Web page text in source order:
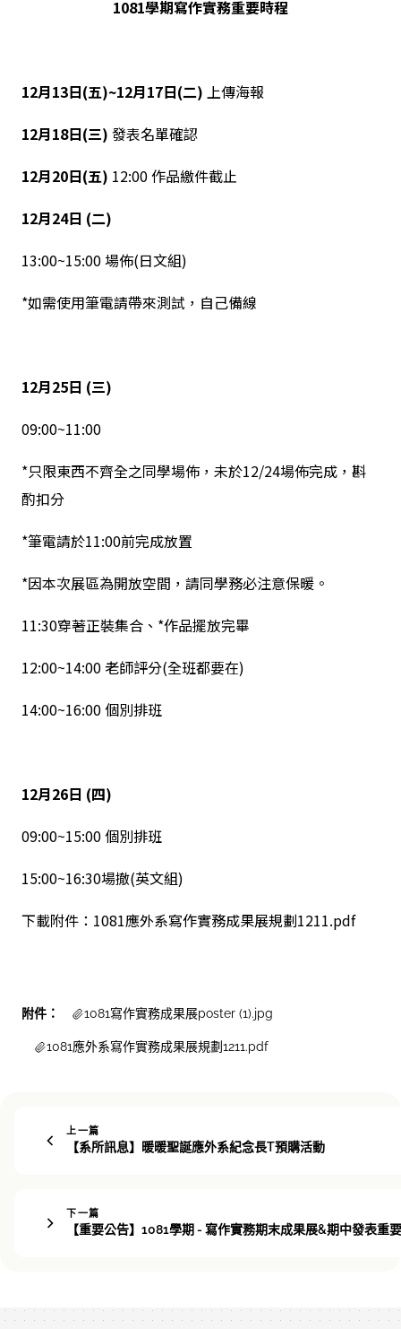
1081學期寫作實務重要時程
12月13日(五)~12月17日(二) 上傳海報
12月18日(三) 發表名單確認
12月20日(五) 12:00 作品繳件截止
12月24日 (二)
13:00~15:00 場佈(日文組)
*如需使用筆電請帶來測試，自己備線
12月25日 (三)
09:00~11:00
*只限東西不齊全之同學場佈，未於12/24場佈完成，斟
酌扣分
*筆電請於11:00前完成放置
*因本次展區為開放空間，請同學務必注意保暖。
11:30穿著正裝集合、*作品擺放完畢
12:00~14:00 老師評分(全班都要在)
14:00~16:00 個別排班
12月26日 (四)
09:00~15:00 個別排班
15:00~16:30場撤(英文組)
下載附件：1081應外系寫作實務成果展規劃1211.pdf
附件： 1081寫作實務成果展poster (1).jpg
1081應外系寫作實務成果展規劃1211.pdf
上一篇
【系所訊息】暖暖聖誕應外系紀念長T預購活動
下一篇
【重要公告】1081學期 - 寫作實務期末成果展&期中發表重